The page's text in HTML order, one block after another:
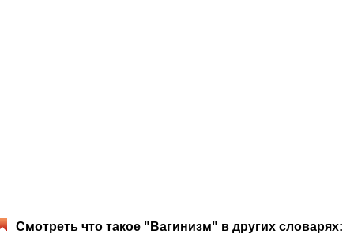
Смотреть что такое "Вагинизм" в других словарях: